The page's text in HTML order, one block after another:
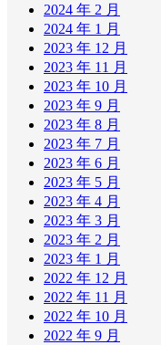
2024 年 2 月
2024 年 1 月
2023 年 12 月
2023 年 11 月
2023 年 10 月
2023 年 9 月
2023 年 8 月
2023 年 7 月
2023 年 6 月
2023 年 5 月
2023 年 4 月
2023 年 3 月
2023 年 2 月
2023 年 1 月
2022 年 12 月
2022 年 11 月
2022 年 10 月
2022 年 9 月